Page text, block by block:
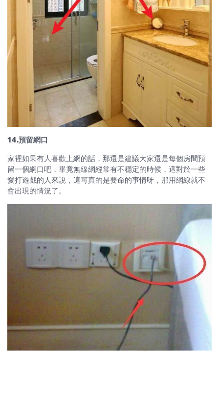
14.預留網口
家裡如果有人喜歡上網的話，那還是建議大家還是每個房間預
留一個網口吧，畢竟無線網經常有不穩定的時候，這對於一些
愛打遊戲的人來說，這可真的是要命的事情呀，那用網線就不
會出現的情況了。